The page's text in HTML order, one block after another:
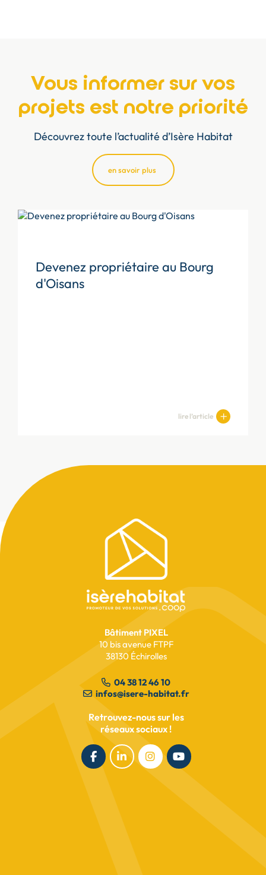
Vous informer sur vos
projets est notre priorité
Découvrez toute l’actualité d’Isère Habitat
en savoir plus
Devenez propriétaire au Bourg
d'Oisans
lire l’article
Avancement des travaux
Succès commercial à
Charantonnay
Pied
de
page
Bâtiment PIXEL
10 bis avenue FTPF
38130 Échirolles
04 38 12 46 10
infos@isere-habitat.fr
Retrouvez-nous sur les
réseaux sociaux !